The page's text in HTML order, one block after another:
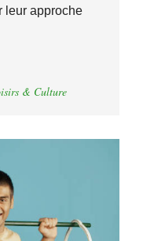
leur approche
& Culture